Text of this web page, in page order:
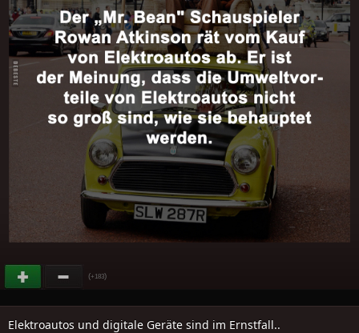
(+183)
Elektroautos und digitale Geräte sind im Ernstfall..